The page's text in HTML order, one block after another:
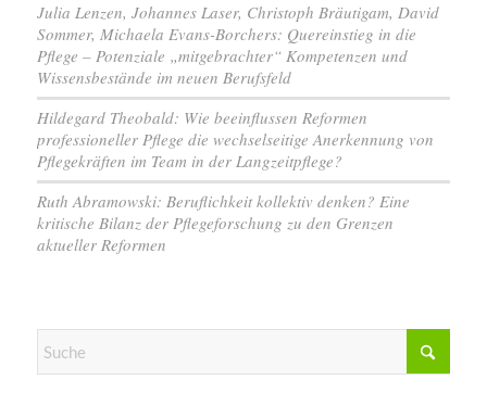
Julia Lenzen, Johannes Laser, Christoph Bräutigam, David
Sommer, Michaela Evans-Borchers: Quereinstieg in die
Pflege – Potenziale „mitgebrachter“ Kompetenzen und
Wissensbestände im neuen Berufsfeld
Hildegard Theobald: Wie beeinflussen Reformen
professioneller Pflege die wechselseitige Anerkennung von
Pflegekräften im Team in der Langzeitpflege?
Ruth Abramowski: Beruflichkeit kollektiv denken? Eine
kritische Bilanz der Pflegeforschung zu den Grenzen
aktueller Reformen